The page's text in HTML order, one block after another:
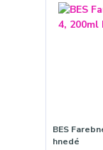
BES
hnedé